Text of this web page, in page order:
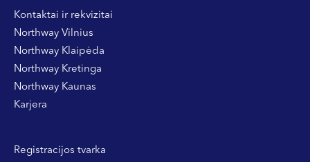
Kontaktai ir rekvizitai
Northway Vilnius
Northway Klaipėda
Northway Kretinga
Northway Kaunas
Karjera
Registracijos tvarka